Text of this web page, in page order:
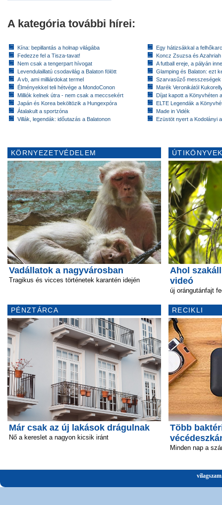
A kategória további hírei:
Kína: bepillantás a holnap világába
Fedezze fel a Tisza-tavat!
Nem csak a tengerpart hívogat
Levendulaillatú csodavilág a Balaton fölött
A vb, ami milliárdokat termel
Élményekkel teli hétvége a MondoConon
Milliók kelnek útra - nem csak a meccsekért
Japán és Korea beköltözik a Hungexpóra
Átalakult a sportzóna
Villák, legendák: időutazás a Balatonon
Egy hátizsákkal a
Koncz Zsuzsa és
A futball ereje, a pályán
Glamping és Balaton: ezt
Szarvasűző messzeségek
Marék Veronikától
Díjat kapott a Könyvhéten
ELTE Legendák a
Made in Vidék
Ezüstöt nyert a Kodolányi
KÖRNYEZETVÉDELEM
Vadállatok a nagyvárosban
Tragikus és vicces történetek karantén idején
PÉNZTÁRCA
Már csak az új lakások drágulnak
Nő a kereslet a nagyon kicsik iránt
Ahol
videó
új orángutánfajt
RECIKLI
Több
Minden nap a